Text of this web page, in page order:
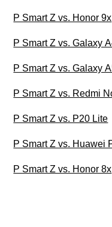
P Smart Z vs. Honor 9x
P Smart Z vs. Galaxy
P Smart Z vs. Galaxy
P Smart Z vs. Redmi
P Smart Z vs. P20 Lite
P Smart Z vs. Huawei
P Smart Z vs. Honor 8x